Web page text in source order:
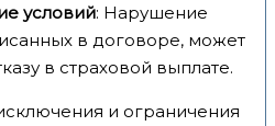
условий: Нарушение
в договоре, может
в страховой выплате.
и ограничения